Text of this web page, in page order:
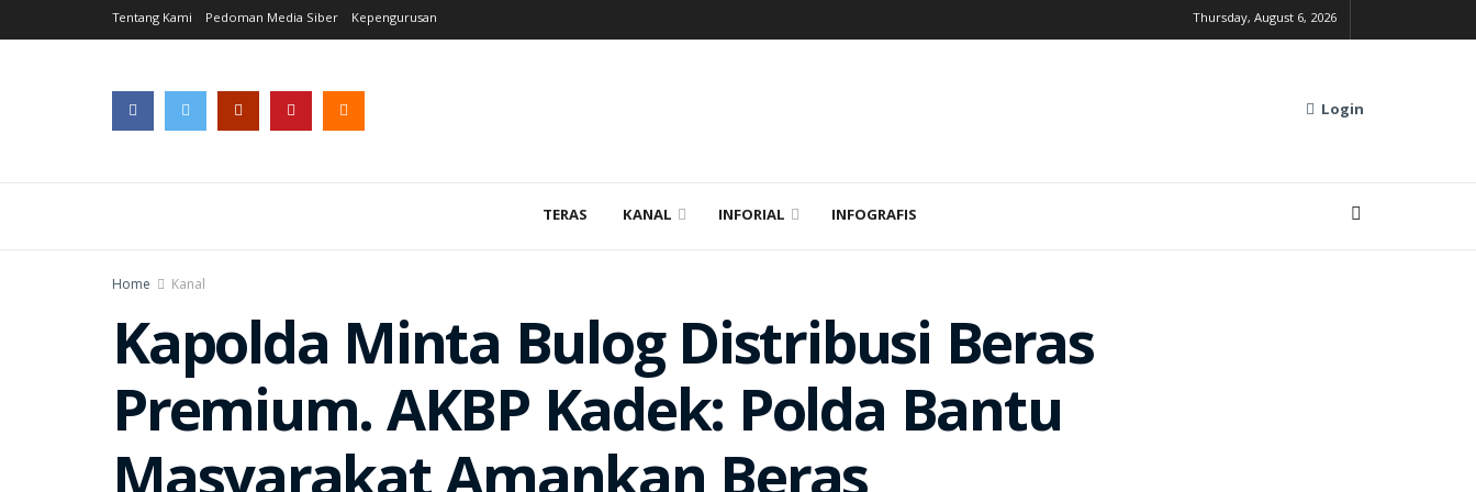
Tentang Kami Pedoman Media Siber Kepengurusan Thursday, August 6, 2026
Login
TERAS KANAL INFORIAL INFOGRAFIS
Home Kanal
Kapolda Minta Bulog Distribusi Beras
Premium. AKBP Kadek: Polda Bantu